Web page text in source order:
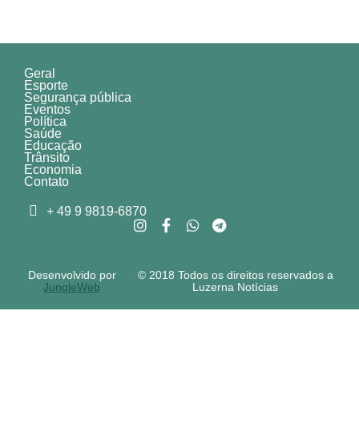
Geral
Esporte
Segurança pública
Eventos
Política
Saúde
Educação
Trânsito
Economia
Contato
+ 49 9 9819-6870
© 2018 Todos os direitos reservados a
Luzerna Notícias
Desenvolvido por
JungleWeb